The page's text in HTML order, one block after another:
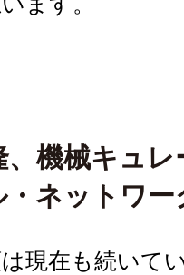
、機械キュ
ネットワー
現在も続いて